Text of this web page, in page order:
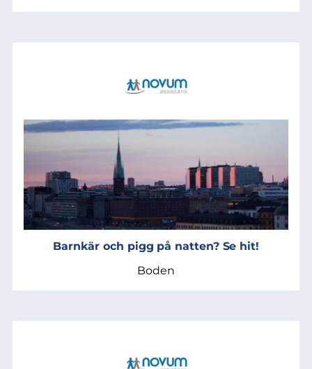
Barnkär och pigg på natten? Se hit!
Boden